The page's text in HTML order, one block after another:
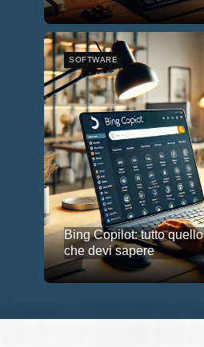
SOFTWARE
Bing Copilot: tutto quello
che devi sapere